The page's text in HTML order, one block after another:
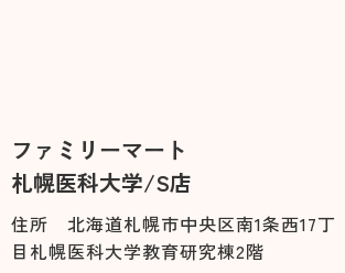
ファミリーマート
札幌医科大学/S店
住所 北海道札幌市中央区南1条西17丁
目札幌医科大学教育研究棟2階